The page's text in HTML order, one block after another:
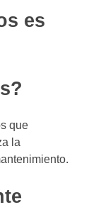
es
que
la